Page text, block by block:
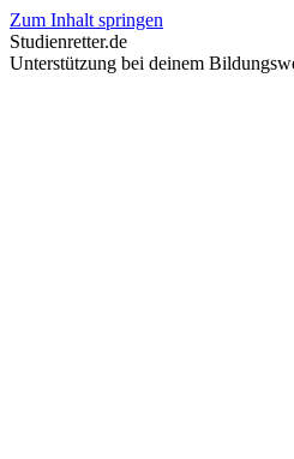
Zum Inhalt springen
Studienretter.de
Unterstützung bei deinem